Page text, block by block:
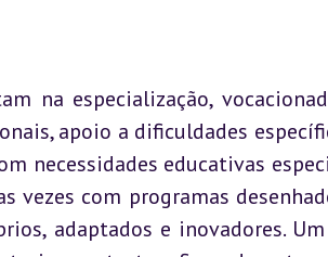
na especialização,
apoio a dificuldades
necessidades educativas
vezes com programas
adaptados e inovadores.